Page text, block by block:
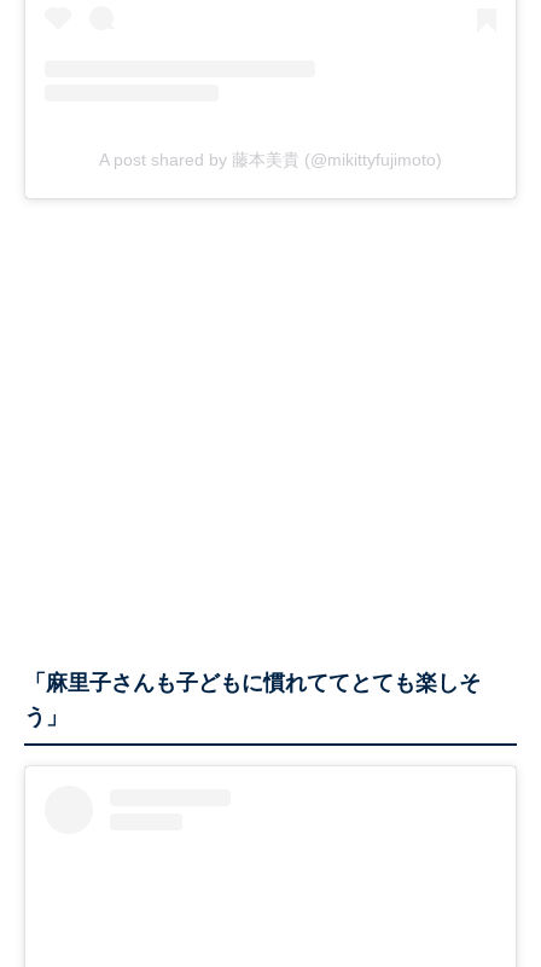
A post shared by 藤本美貴 (@mikittyfujimoto)
「麻里子さんも子どもに慣れててとても楽しそ
う」